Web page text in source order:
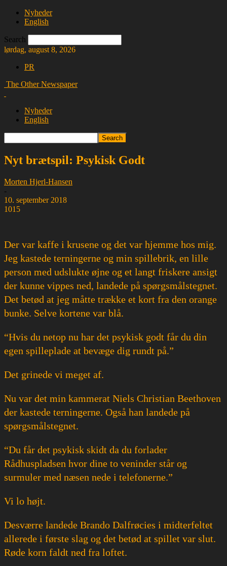
Nyheder
English
Search
lørdag, august 8, 2026
PR
The Other Newspaper
Nyheder
English
Nyt brætspil: Psykisk Godt
Morten Hjerl-Hansen
-
10. september 2018
1015
Der var kaffe i krusene og det var hjemme hos mig.
Jeg kastede terningerne og min spillebrik, en lille
person med udslukte øjne og et langt friskere ansigt
der kunne vippes ned, landede på spørgsmålstegnet.
Det betød at jeg måtte trække et kort fra den orange
bunke. Selve kortene var blå.
“Hvis du netop nu har det psykisk godt får du din
egen spilleplade at bevæge dig rundt på.”
Det grinede vi meget af.
Nu var det min kammerat Niels Christian Beethoven
der kastede terningerne. Også han landede på
spørgsmålstegnet.
“Du får det psykisk skidt da du forlader
Rådhuspladsen hvor dine to veninder står og
surmuler med næsen nede i telefonerne.”
Vi lo højt.
Desværre landede Brando Dalfrøcies i midterfeltet
allerede i første slag og det betød at spillet var slut.
Røde korn faldt ned fra loftet.